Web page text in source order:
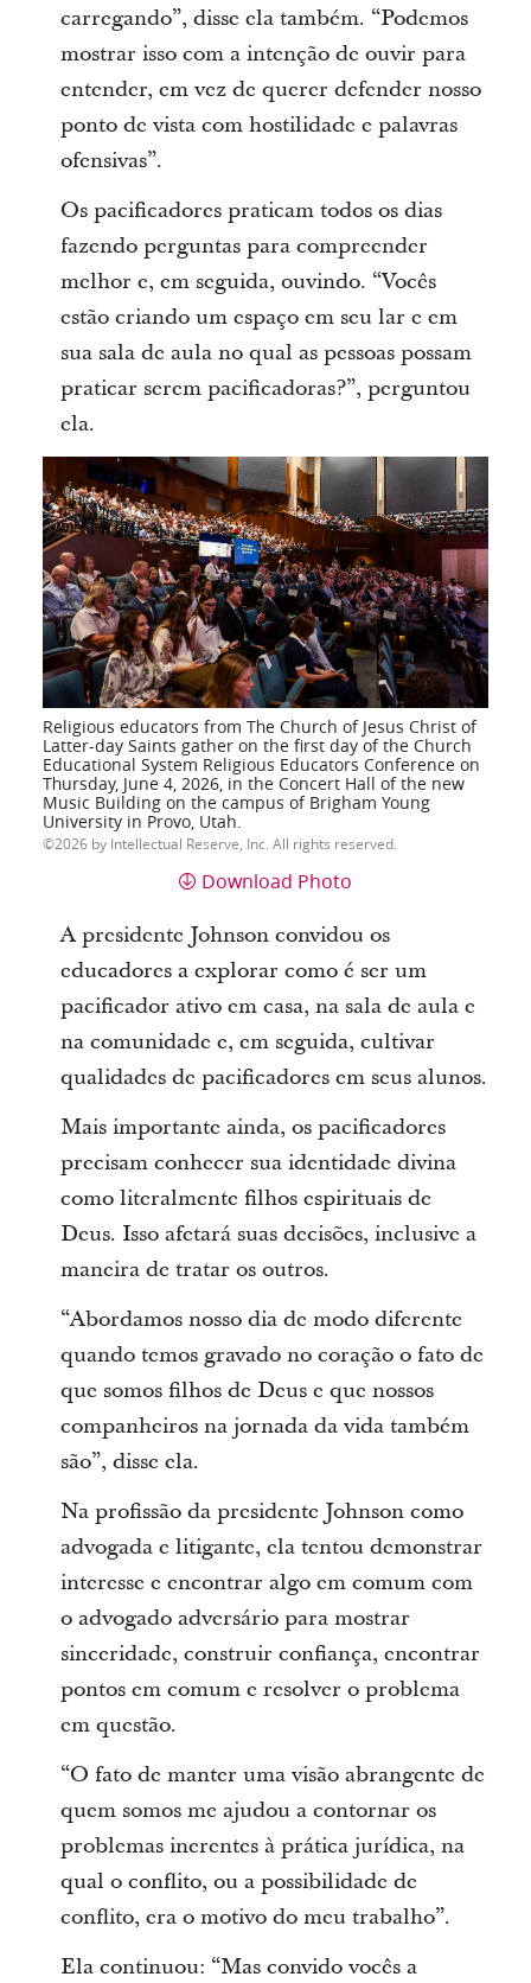
carregando”, disse ela também. “Podemos
mostrar isso com a intenção de ouvir para
entender, em vez de querer defender nosso
ponto de vista com hostilidade e palavras
ofensivas”.
Os pacificadores praticam todos os dias
fazendo perguntas para compreender
melhor e, em seguida, ouvindo. “Vocês
estão criando um espaço em seu lar e em
sua sala de aula no qual as pessoas possam
praticar serem pacificadoras?”, perguntou
ela.
Religious educators from The Church of Jesus Christ of
Latter-day Saints gather on the first day of the Church
Educational System Religious Educators Conference on
Thursday, June 4, 2026, in the Concert Hall of the new
Music Building on the campus of Brigham Young
University in Provo, Utah.
2026 by Intellectual Reserve, Inc. All rights reserved.
Download Photo
A presidente Johnson convidou os
educadores a explorar como é ser um
pacificador ativo em casa, na sala de aula e
na comunidade e, em seguida, cultivar
qualidades de pacificadores em seus alunos.
Mais importante ainda, os pacificadores
precisam conhecer sua identidade divina
como literalmente filhos espirituais de
Deus. Isso afetará suas decisões, inclusive a
maneira de tratar os outros.
“Abordamos nosso dia de modo diferente
quando temos gravado no coração o fato de
que somos filhos de Deus e que nossos
companheiros na jornada da vida também
são”, disse ela.
Na profissão da presidente Johnson como
advogada e litigante, ela tentou demonstrar
interesse e encontrar algo em comum com
o advogado adversário para mostrar
sinceridade, construir confiança, encontrar
pontos em comum e resolver o problema
em questão.
“O fato de manter uma visão abrangente de
quem somos me ajudou a contornar os
problemas inerentes à prática jurídica, na
qual o conflito, ou a possibilidade de
conflito, era o motivo do meu trabalho”.
Ela continuou: “Mas convido vocês a